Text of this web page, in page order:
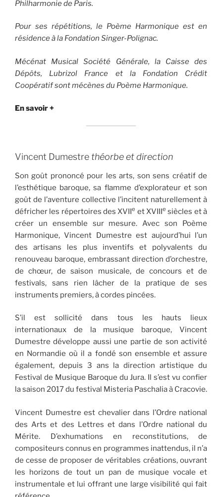
Philharmonie de Paris.
Pour ses répétitions, le Poème Harmonique est en
résidence à la Fondation Singer-Polignac.
Mécénat Musical Société Générale, la Caisse des
Dépôts, Lubrizol France et la Fondation Crédit
Coopératif sont mécènes du Poème Harmonique.
En savoir +
Vincent Dumestre théorbe et direction
Son goût prononcé pour les arts, son sens créatif de
l’esthétique baroque, sa flamme d’explorateur et son
goût de l’aventure collective l’incitent naturellement à
défricher les répertoires des XVIIe et XVIIIe siècles et à
créer un ensemble sur mesure. Avec son Poème
Harmonique, Vincent Dumestre est aujourd’hui l’un
des artisans les plus inventifs et polyvalents du
renouveau baroque, embrassant direction d’orchestre,
de chœur, de saison musicale, de concours et de
festivals, sans rien lâcher de la pratique de ses
instruments premiers, à cordes pincées.
S’il est sollicité dans tous les hauts lieux
internationaux de la musique baroque, Vincent
Dumestre développe aussi une partie de son activité
en Normandie où il a fondé son ensemble et assure
également, depuis 3 ans la direction artistique du
Festival de Musique Baroque du Jura. Il s’est vu confier
la saison 2017 du festival Misteria Paschalia à Cracovie.
Vincent Dumestre est chevalier dans l’Ordre national
des Arts et des Lettres et dans l’Ordre national du
Mérite. D’exhumations en reconstitutions, de
compositeurs connus en programmes inattendus, il n’a
de cesse de proposer de véritables créations, ouvrant
les horizons de tout un pan de musique vocale et
instrumentale et lui offrant une large visibilité qui fait